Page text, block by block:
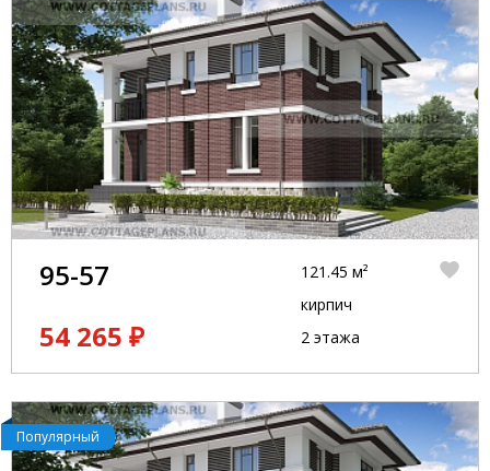
95-57
54 265 ₽
121.45 м²
кирпич
2 этажа
Популярный